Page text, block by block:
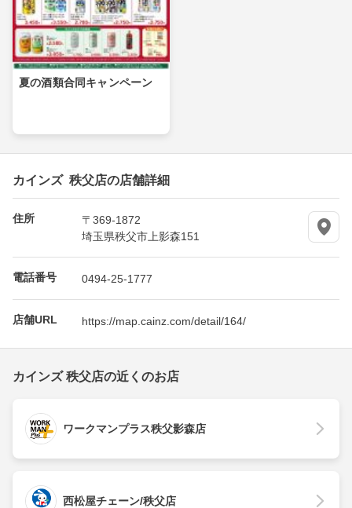
夏の酒類合同キャンペーン
カインズ 秩父店の店舗詳細
住所
〒369-1872
埼玉県秩父市上影森151
電話番号 0494-25-1777
店舗URL https://map.cainz.com/detail/164/
カインズ 秩父店の近くのお店
ワークマンプラス秩父影森店
西松屋チェーン/秩父店